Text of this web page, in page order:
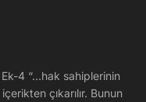
4 “…hak sahiplerinin
çıkarılır. Bunun